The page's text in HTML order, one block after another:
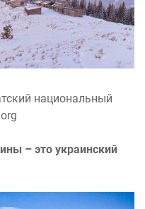
национальный
– это украинский